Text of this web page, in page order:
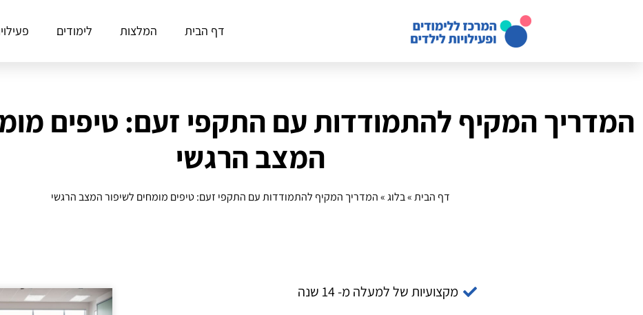
דף הבית המלצות לימודים
המדריך המקיף להתמודדות עם התקפי זעם: טיפים
המצב הרגשי
דף הבית»בלוג»המדריך המקיף להתמודדות עם התקפי זעם: טיפים מומחים לשיפור המצב הרגשי
מקצועיות של למעלה מ- 14 שנה